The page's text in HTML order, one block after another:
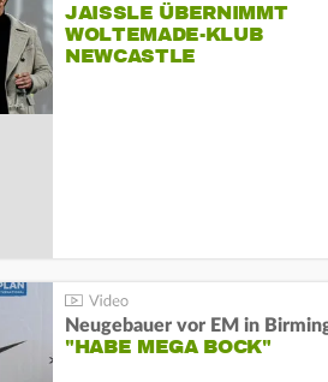
JAISSLE ÜBERNIMMT
WOLTEMADE-KLUB
NEWCASTLE
"HABE MEGA BOCK"